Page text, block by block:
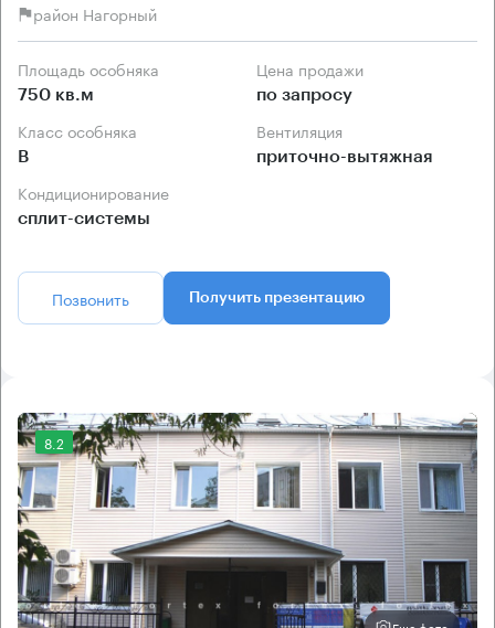
район Нагорный
Площадь особняка
750 кв.м
Цена продажи
по запросу
Класс особняка
B
Вентиляция
приточно-вытяжная
Кондиционирование
сплит-системы
Позвонить Получить презентацию
8.2